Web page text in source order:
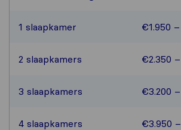
1 slaapkamer €1.950
2 slaapkamers €2.350
3 slaapkamers €3.200
4 slaapkamers €3.950